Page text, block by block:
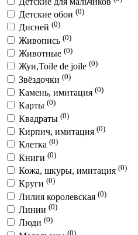
Детские обои (0)
Дисней (0)
Живопись (0)
Животные (0)
Жуи,Toile de joile (0)
Звёздочки (0)
Камень, имитация (0)
Карты (0)
Квадраты (0)
Кирпич, имитация (0)
Клетка (0)
Книги (0)
Кожа, шкуры, имитация (0)
Круги (0)
Лилия королевская (0)
Линии (0)
Люди (0)
(0)